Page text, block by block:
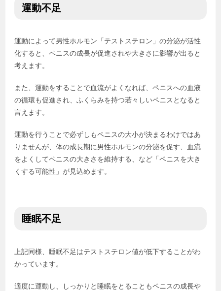
運動不足
運動によって男性ホルモン「テストステロン」の分泌が活性
化すると、ペニスの成長が促進されや大きさに影響が出ると
考えます。
また、運動をすることで血流がよくなれば、ペニスへの血液
の循環も促進され、ふくらみを持つ若々しいペニスとなると
言えます。
運動を行うことで必ずしもペニスの大小が決まるわけではあ
りませんが、体の成長期に男性ホルモンの分泌を促す、血流
をよくしてペニスの大きさを維持する、など「ペニスを大き
くする可能性」が見込めます。
睡眠不足
上記同様、睡眠不足はテストステロン値が低下することがわ
かっています。
適度に運動し、しっかりと睡眠をとることもペニスの成長や